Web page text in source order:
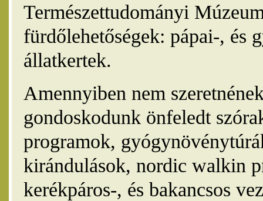
Természettudományi
fürdőlehetőségek: pápai-, és
állatkertek.
Amennyiben nem
gondoskodunk önfeledt
programok,
kirándulások, nordic walkin
kerékpáros-, és bakancsos